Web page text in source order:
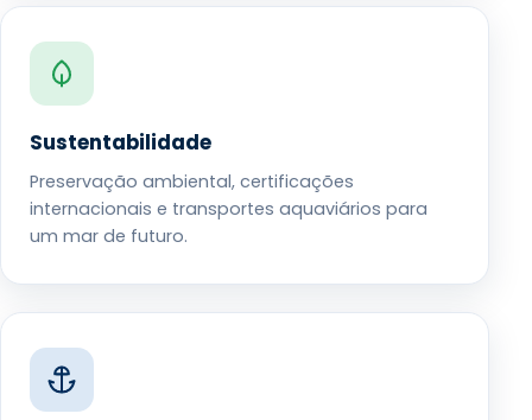
Sustentabilidade
Preservação ambiental, certificações
internacionais e transportes aquaviários para
um mar de futuro.